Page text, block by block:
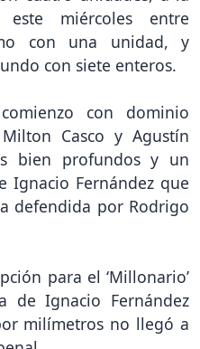
miércoles entre
con una unidad, y
con siete enteros.
con dominio
Casco y Agustín
bien profundos y un
Ignacio Fernández que
defendida por Rodrigo
para el ‘Millonario’
de Ignacio Fernández
milímetros no llegó a